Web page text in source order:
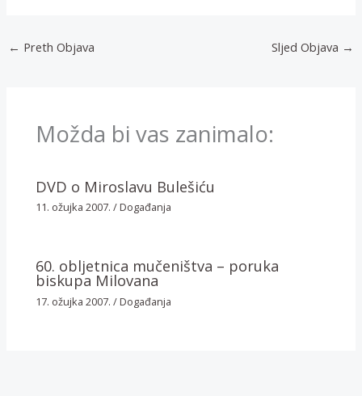
← Preth Objava Sljed Objava →
Možda bi vas zanimalo:
DVD o Miroslavu Bulešiću
11. ožujka 2007./Događanja
60. obljetnica mučeništva – poruka
biskupa Milovana
17. ožujka 2007./Događanja